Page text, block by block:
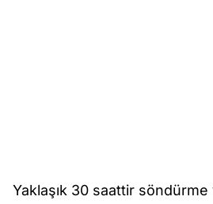
Yaklaşık 30 saattir